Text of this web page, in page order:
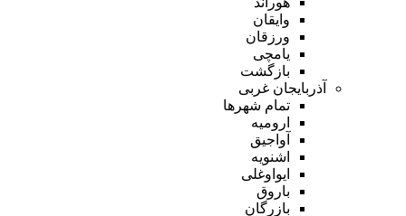
وایقان
ورزقان
یامچی
بازگشت
آذربایجان غربی
تمام شهر‌ها
ارومیه
آواجیق
اشنویه
ایواوغلی
باروق
بازرگان